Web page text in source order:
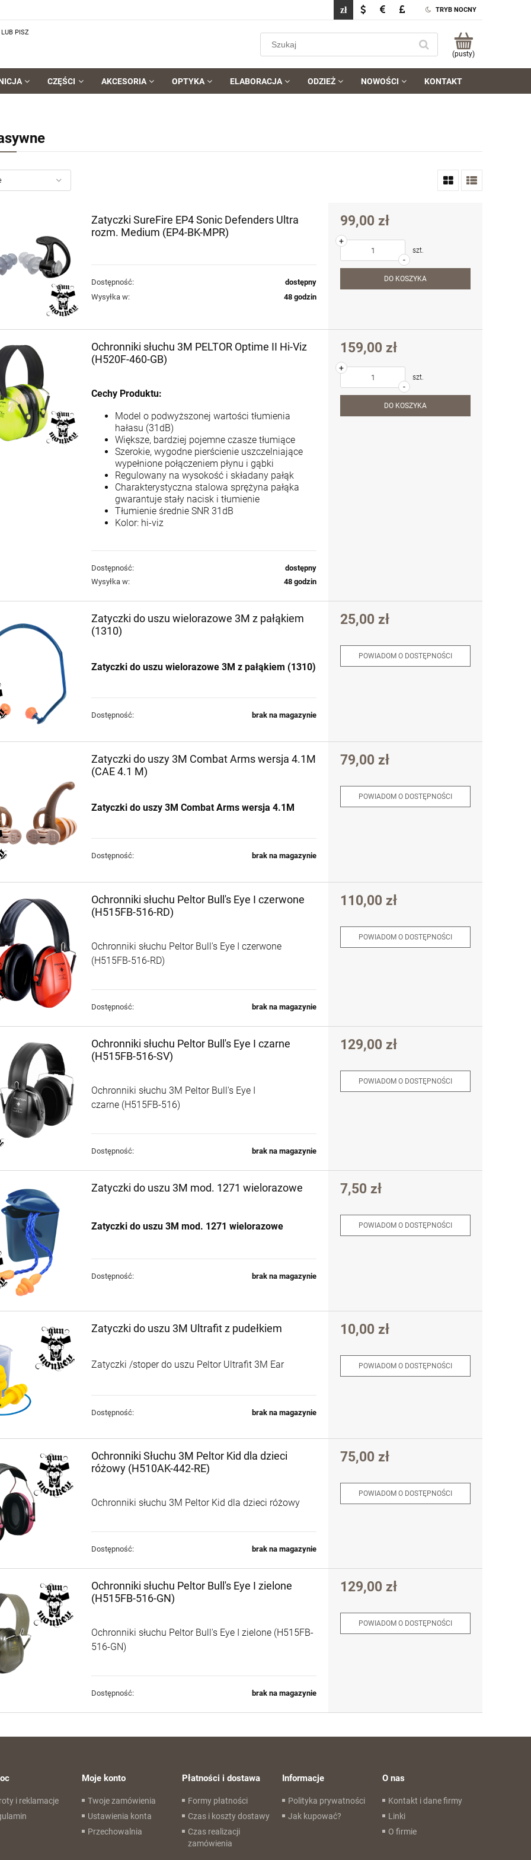
TRYB NOCNY
PISZ
(pusty)
CZĘŚCI AKCESORIA OPTYKA ELABORACJA ODZIEŻ NOWOŚCI KONTAKT
-
DO KOSZYKA
szt.
Pistolet Savage Stance
FDE kal. 9x19
590,00 zł
3 125,00 zł
szt.
DO KOSZYKA
MC9MS BLK kal. 9x19
Cena
3 125,00 zł
+
szt.
Karabin
samopowtarzalny
AR15 IWI ZION Z-15
lufa 12.5" kal.
5,56x45mm/.223Rem
6 500,00 zł
-
szt.
Karabin
11" Green Brown z
łożem Slim-Line Hkey
(239045)
13 895,00 zł
DOSTĘPNOŚCI
Zatyczki SureFire EP4 Sonic Defenders Ultra
rozm. Medium (EP4-BK-MPR)
Dostępność:
dostępny
Wysyłka w:
48 godzin
99,00 zł
-
+
szt.
DO KOSZYKA
Ochronniki słuchu 3M PELTOR Optime II Hi-Viz
(H520F-460-GB)
Cechy Produktu:
Model o podwyższonej wartości tłumienia
hałasu (31dB)
Większe, bardziej pojemne czasze tłumiące
Szerokie, wygodne pierścienie uszczelniające
wypełnione połączeniem płynu i gąbki
Regulowany na wysokość i składany pałąk
Charakterystyczna stalowa sprężyna pałąka
gwarantuje stały nacisk i tłumienie
Tłumienie średnie SNR 31dB
Kolor: hi-viz
Dostępność:
dostępny
Wysyłka w:
48 godzin
159,00 zł
-
+
szt.
DO KOSZYKA
Zatyczki do uszu wielorazowe 3M z pałąkiem
(1310)
Zatyczki do uszu wielorazowe 3M z pałąkiem (1310)
Dostępność: brak na magazynie
25,00 zł
POWIADOM O DOSTĘPNOŚCI
Zatyczki do uszy 3M Combat Arms wersja 4.1M
(CAE 4.1 M)
Zatyczki do uszy 3M Combat Arms wersja 4.1M
Dostępność: brak na magazynie
79,00 zł
POWIADOM O DOSTĘPNOŚCI
Ochronniki słuchu Peltor Bull's Eye I czerwone
(H515FB-516-RD)
Ochronniki słuchu Peltor Bull's Eye I czerwone
(H515FB-516-RD)
Dostępność: brak na magazynie
110,00 zł
POWIADOM O DOSTĘPNOŚCI
Ochronniki słuchu Peltor Bull's Eye I czarne
(H515FB-516-SV)
Ochronniki słuchu 3M Peltor Bull's Eye I
czarne (H515FB-516)
Dostępność: brak na magazynie
129,00 zł
POWIADOM O DOSTĘPNOŚCI
Zatyczki do uszu 3M mod. 1271 wielorazowe
Zatyczki do uszu 3M mod. 1271 wielorazowe
Dostępność: brak na magazynie
7,50 zł
POWIADOM O DOSTĘPNOŚCI
Zatyczki do uszu 3M Ultrafit z pudełkiem
Zatyczki /stoper do uszu Peltor Ultrafit 3M Ear
Dostępność: brak na magazynie
10,00 zł
POWIADOM O DOSTĘPNOŚCI
Ochronniki Słuchu 3M Peltor Kid dla dzieci
różowy (H510AK-442-RE)
Ochronniki słuchu 3M Peltor Kid dla dzieci różowy
Dostępność: brak na magazynie
75,00 zł
POWIADOM O DOSTĘPNOŚCI
Ochronniki słuchu Peltor Bull's Eye I zielone
(H515FB-516-GN)
Ochronniki słuchu Peltor Bull's Eye I zielone (H515FB-
516-GN)
Dostępność: brak na magazynie
129,00 zł
POWIADOM O DOSTĘPNOŚCI
i reklamacje
Moje konto
Twoje zamówienia
Ustawienia konta
Przechowalnia
Płatności i dostawa
Formy płatności
Czas i koszty dostawy
Czas realizacji
zamówienia
Informacje
Polityka prywatności
Jak kupować?
O nas
Kontakt i dane firmy
Linki
O firmie